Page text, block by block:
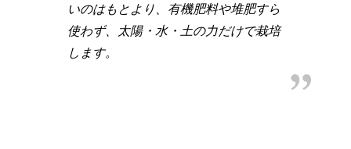
いのはもとより、有機肥料や堆肥すら
使わず、太陽・水・土の力だけで栽培
します。